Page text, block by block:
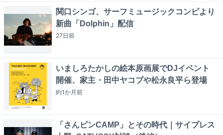
関口シンゴ、サーフミュージックコンピより
新曲「Dolphin」配信
27日前
いましろたかしの絵本原画展でDJイベント
開催、家主・田中ヤコブや松永良平ら登場
約1か月前
「さんピンCAMP」とその時代｜サイプレス